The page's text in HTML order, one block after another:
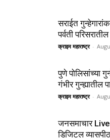
सराईत
पर्वती
क्राइम महाराष्ट्र -
पुणे पोलिसांच्या
गंभीर गुन्ह्यातील
क्राइम महाराष्ट्र -
जनसमाचार
डिजिटल व्यासपीठ